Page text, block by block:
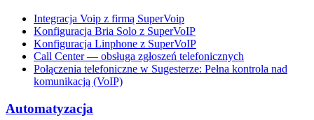
Integracja Voip z firmą SuperVoip
Konfiguracja Bria Solo z SuperVoIP
Konfiguracja Linphone z SuperVoIP
Call Center — obsługa zgłoszeń telefonicznych
Połączenia telefoniczne w Sugesterze: Pełna kontrola nad
komunikacją (VoIP)
Automatyzacja